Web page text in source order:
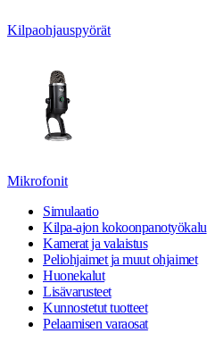
Kilpaohjauspyörät
Mikrofonit
Simulaatio
Kilpa-ajon kokoonpanotyökalu
Kamerat ja valaistus
Peliohjaimet ja muut ohjaimet
Huonekalut
Lisävarusteet
Kunnostetut tuotteet
Pelaamisen varaosat